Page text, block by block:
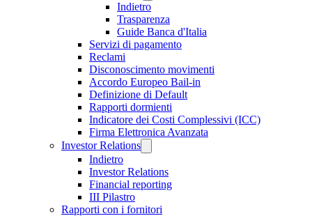
Indietro
Trasparenza
Guide Banca d'Italia
Servizi di pagamento
Reclami
Disconoscimento movimenti
Accordo Europeo Bail-in
Definizione di Default
Rapporti dormienti
Indicatore dei Costi Complessivi (ICC)
Firma Elettronica Avanzata
Investor Relations
Indietro
Investor Relations
Financial reporting
III Pilastro
Rapporti con i fornitori